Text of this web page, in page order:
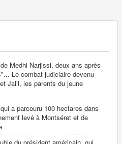
Medhi Narjissi, deux ans après
Le combat judiciaire devenu
Jalil, les parents du jeune
a parcouru 100 hectares dans
levé à Montséret et de